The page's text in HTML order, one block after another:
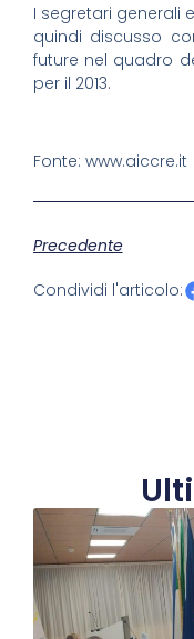
I segretari generali
quindi discusso
future nel quadro
per il 2013.
Fonte: www.aiccre.it
Precedente
Condividi l'articolo: